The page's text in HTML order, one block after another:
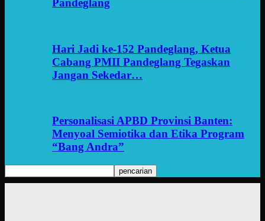
Pandeglang
Hari Jadi ke-152 Pandeglang, Ketua
Cabang PMII Pandeglang Tegaskan
Jangan Sekedar…
Personalisasi APBD Provinsi Banten:
Menyoal Semiotika dan Etika Program
“Bang Andra”